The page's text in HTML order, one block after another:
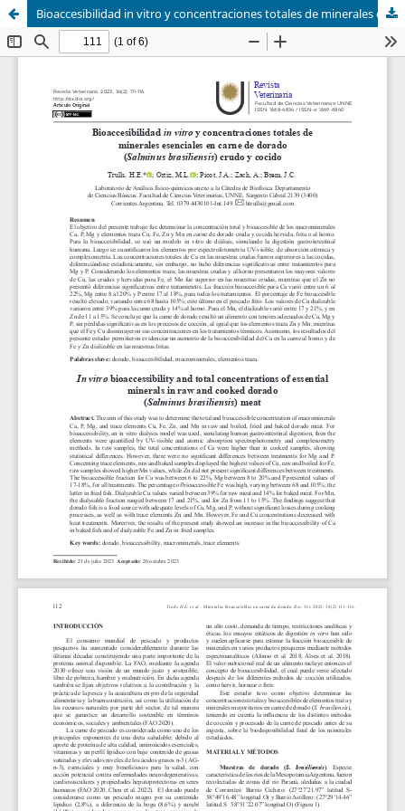
Bioaccesibilidad in vitro y concentraciones totales de minerales esenciales en carne de dorado (Salminus brasiliensis) crudo y cocido